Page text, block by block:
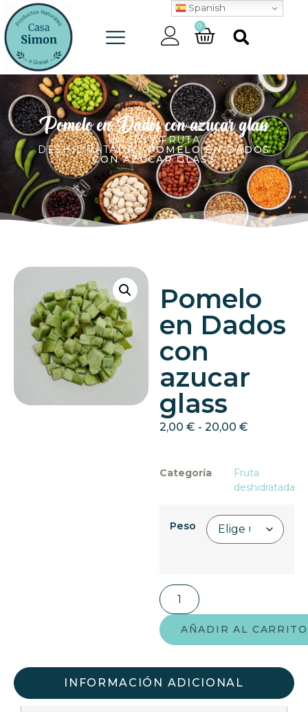
0
Pomelo en Dados con azucar glass
INICIO/FRUTA
DESHIDRATADA/ POMELO EN DADOS
CON AZUCAR GLASS
Pomelo
en Dados
con
azucar
glass
2,00 € - 20,00 €
Categoría
Fruta
deshidratada
Peso
AÑADIR AL CARRITO
INFORMACIÓN ADICIONAL
Spanish